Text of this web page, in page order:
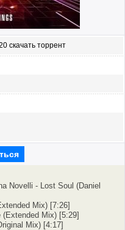
скачать торрент
Novelli - Lost Soul (Daniel
Mix) [7:26]
Mix) [5:29]
Mix) [4:17]